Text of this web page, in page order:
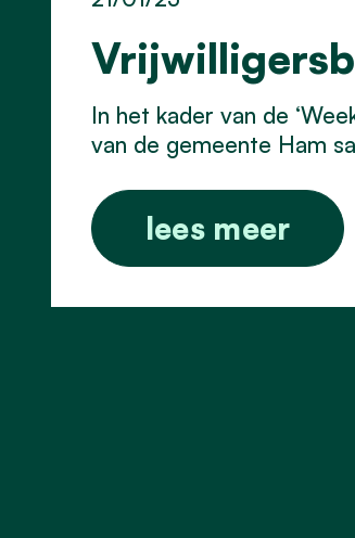
In het kader van de
van de gemeente Ham
lees meer